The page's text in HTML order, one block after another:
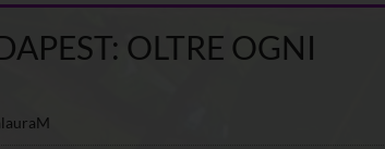
OLTRE OGNI